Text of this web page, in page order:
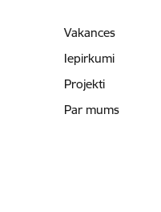
Vakances
Iepirkumi
Projekti
Par mums